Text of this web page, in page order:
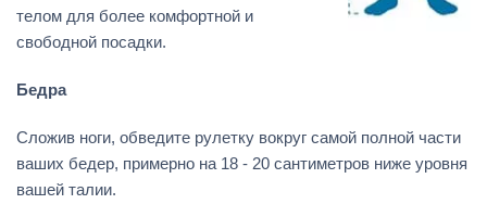
телом для более комфортной и
свободной посадки.
Бедра
Сложив ноги, обведите рулетку вокруг самой полной части
ваших бедер, примерно на 18 - 20 сантиметров ниже уровня
вашей талии.